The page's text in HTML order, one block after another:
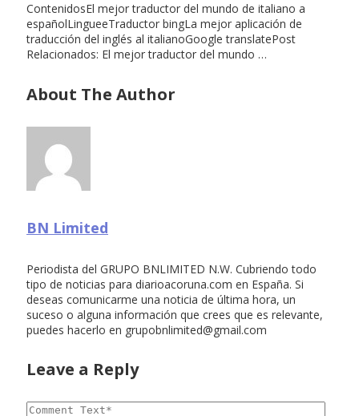
ContenidosEl mejor traductor del mundo de italiano a
españolLingueeTraductor bingLa mejor aplicación de
traducción del inglés al italianoGoogle translatePost
Relacionados: El mejor traductor del mundo …
About The Author
BN Limited
Periodista del GRUPO BNLIMITED N.W. Cubriendo todo
tipo de noticias para diarioacoruna.com en España. Si
deseas comunicarme una noticia de última hora, un
suceso o alguna información que crees que es relevante,
puedes hacerlo en grupobnlimited@gmail.com
Leave a Reply